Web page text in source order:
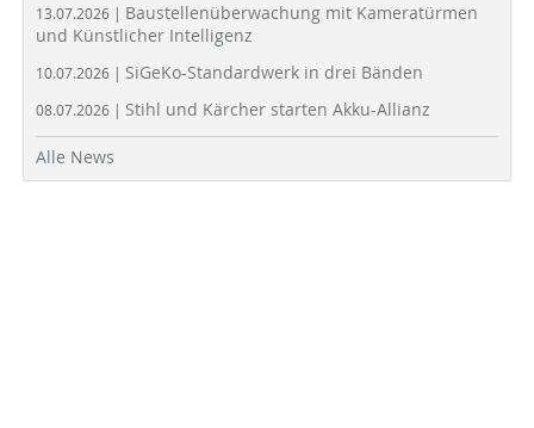
13.07.2026 | Baustellenüberwachung mit Kameratürmen
und Künstlicher Intelligenz
10.07.2026 | SiGeKo-Standardwerk in drei Bänden
08.07.2026 | Stihl und Kärcher starten Akku-Allianz
Alle News